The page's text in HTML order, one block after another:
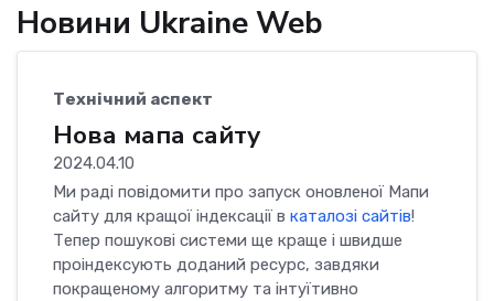
Новини Ukraine Web
Технічний аспект
Нова мапа сайту
2024.04.10
Ми раді повідомити про запуск оновленої Мапи
сайту для кращої індексації в каталозі сайтів!
Тепер пошукові системи ще краще і швидше
проіндексують доданий ресурс, завдяки
покращеному алгоритму та інтуїтивно